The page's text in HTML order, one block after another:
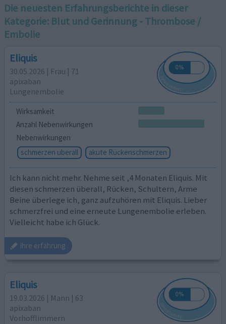
Die neuesten Erfahrungsberichte in dieser
Kategorie: Blut und Gerinnung - Thrombose /
Embolie
Eliquis
30.05.2026 | Frau | 71
apixaban
Lungenembolie
Wirksamkeit
Anzahl Nebenwirkungen
Nebenwirkungen
schmerzen uberall
akute Rückenschmerzen
Ich kann nicht mehr. Nehme seit ,4 Monaten Eliquis. Mit
diesen schmerzen überall, Rücken, Schultern, Arme
Beine überlege ich, ganz aufzuhören mit Eliquis. Lieber
schmerzfrei und eine erneute Lungenembolie erleben.
Vielleicht habe ich Glück.
ihre erfahrung
Eliquis
19.03.2026 | Mann | 63
apixaban
Vorhofflimmern